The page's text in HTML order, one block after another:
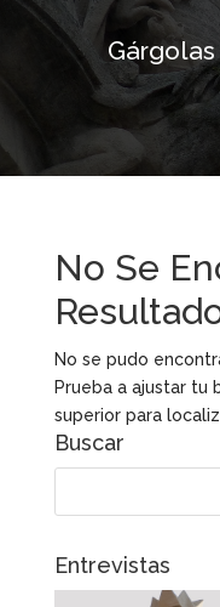
No Se
No se pudo
Prueba a ajustar tu
superior para
Buscar
Entrevistas